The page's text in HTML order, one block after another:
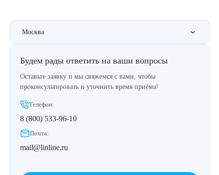
Москва
Будем рады ответить на ваши вопросы
Оставьте заявку и мы свяжемся с вами, чтобы
проконсультировать и уточнить время приёма!
Телефон:
8 (800) 533-96-10
Почта:
mail@linline.ru